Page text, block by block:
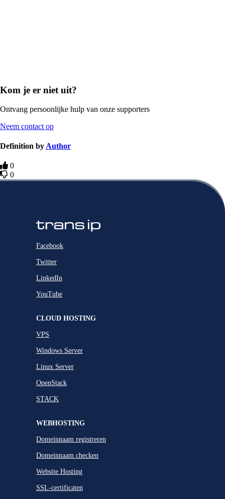
Kom je er niet uit?
Ontvang persoonlijke hulp van onze supporters
Neem contact op
Definition by Author
0
0
Facebook
Twitter
LinkedIn
YouTube
CLOUD HOSTING
VPS
Windows Server
Linux Server
OpenStack
STACK
WEBHOSTING
Domeinnaam registreren
Domeinnaam checken
Website Hosting
SSL-certificaten